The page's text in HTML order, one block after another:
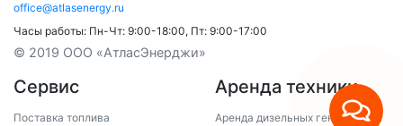
office@atlasenergy.ru
Часы работы: Пн-Чт: 9:00-18:00, Пт: 9:00-17:00
© 2019 ООО «АтласЭнерджи»
Сервис
Поставка топлива
Аренда техники
Аренда дизельных генераторов